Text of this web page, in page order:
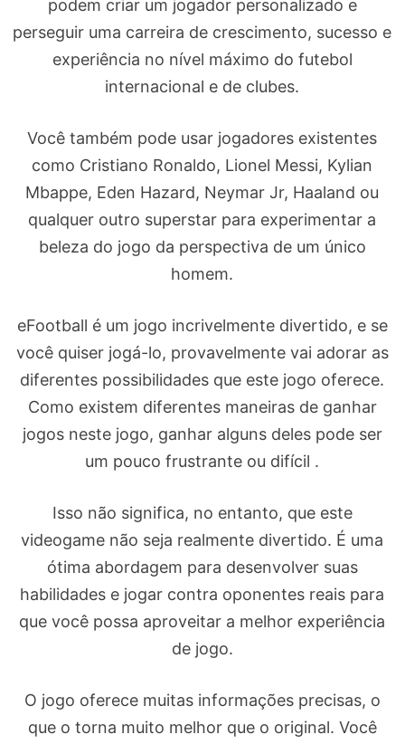
podem criar um jogador personalizado e
perseguir uma carreira de crescimento, sucesso e
experiência no nível máximo do futebol
internacional e de clubes.
Você também pode usar jogadores existentes
como Cristiano Ronaldo, Lionel Messi, Kylian
Mbappe, Eden Hazard, Neymar Jr, Haaland ou
qualquer outro superstar para experimentar a
beleza do jogo da perspectiva de um único
homem.
eFootball é um jogo incrivelmente divertido, e se
você quiser jogá-lo, provavelmente vai adorar as
diferentes possibilidades que este jogo oferece.
Como existem diferentes maneiras de ganhar
jogos neste jogo, ganhar alguns deles pode ser
um pouco frustrante ou difícil .
Isso não significa, no entanto, que este
videogame não seja realmente divertido. É uma
ótima abordagem para desenvolver suas
habilidades e jogar contra oponentes reais para
que você possa aproveitar a melhor experiência
de jogo.
O jogo oferece muitas informações precisas, o
que o torna muito melhor que o original. Você